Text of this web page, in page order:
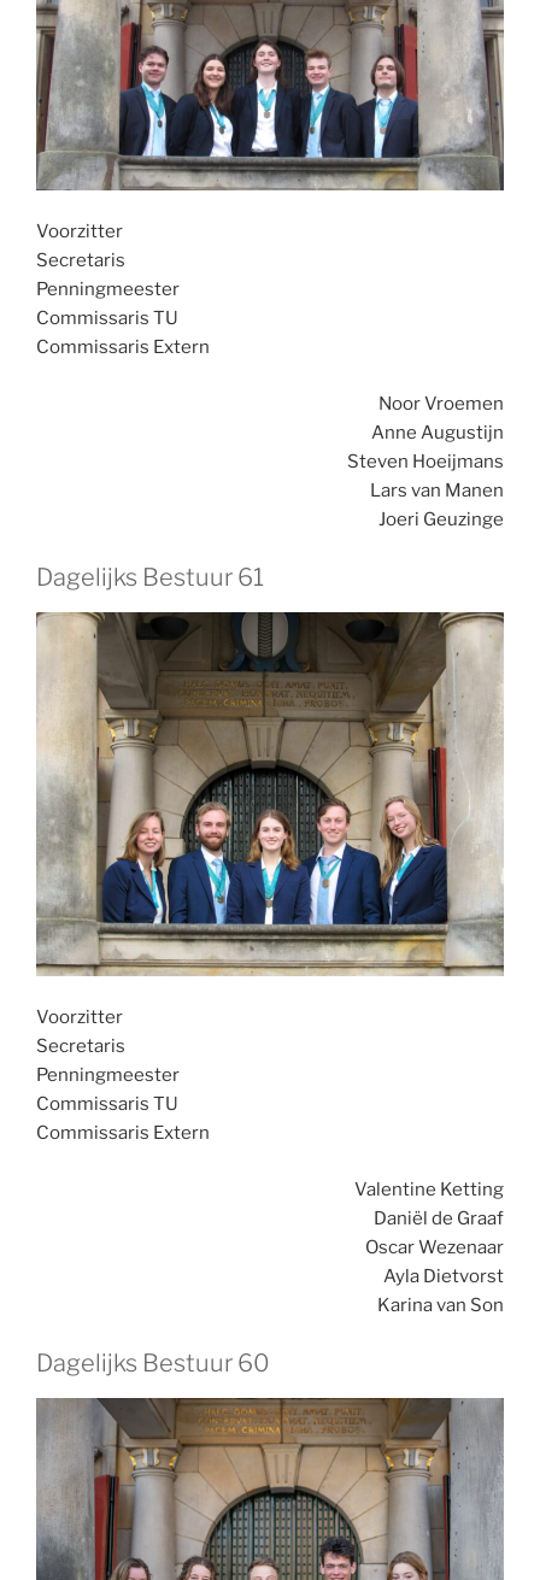
Voorzitter
Secretaris
Penningmeester
Commissaris TU
Commissaris Extern
Noor Vroemen
Anne Augustijn
Steven Hoeijmans
Lars van Manen
Joeri Geuzinge
Dagelijks Bestuur 61
Voorzitter
Secretaris
Penningmeester
Commissaris TU
Commissaris Extern
Valentine Ketting
Daniël de Graaf
Oscar Wezenaar
Ayla Dietvorst
Karina van Son
Dagelijks Bestuur 60